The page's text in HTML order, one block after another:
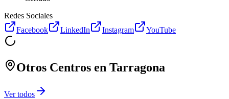
Redes Sociales
Facebook
LinkedIn Instagram YouTube
Otros Centros en Tarragona
Ver todos